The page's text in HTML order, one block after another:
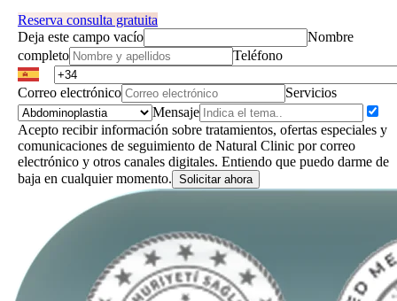
Reserva consulta gratuita
Deja este campo vacío
Nombre
completo
Teléfono
Correo electrónico
Servicios
Mensaje
Acepto recibir información sobre tratamientos, ofertas especiales y
comunicaciones de seguimiento de Natural Clinic por correo
electrónico y otros canales digitales. Entiendo que puedo darme de
baja en cualquier momento. Solicitar ahora